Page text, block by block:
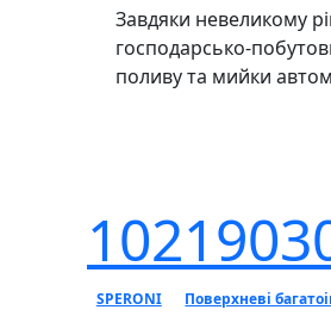
Завдяки невеликому
господарсько-
поливу та мийки
SPERONI Поверхневі